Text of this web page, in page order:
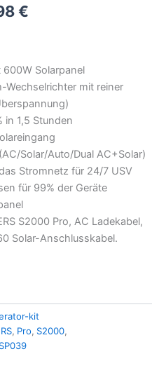
€.
€
1.599,98 €.
Solarpanel
Wechselrichter mit reiner
in 1,5 Stunden
Solar/Auto/Dual AC+Solar)
Stromnetz für 24/7 USV
für 99% der Geräte
S2000 Pro, AC Ladekabel,
Solar-Anschlusskabel.
kit
, Pro, S2000,
SP039